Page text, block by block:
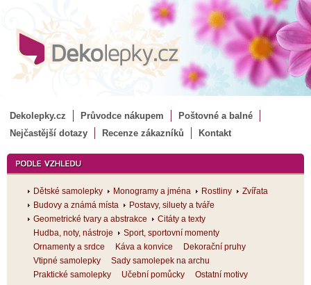
Dekolepky.cz Průvodce nákupem
Poštovné a balné
Nejčastější dotazy
Recenze zákazníků Kontakt
Dětské samolepky Monogramy a jména Rostliny
Zvířata
Budovy a známá místa
Postavy, siluety a tváře
Geometrické tvary a abstrakce
Citáty a texty
Hudba, noty, nástroje
Sport, sportovní momenty
Ornamenty a srdce
Káva a konvice
Dekorační pruhy
Vtipné samolepky
Sady samolepek na archu
Praktické samolepky
Učební pomůcky Ostatní motivy